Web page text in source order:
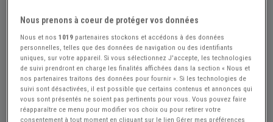
Nous prenons à coeur de protéger vos données
Nous et nos1019 partenaires stockons et accédons à des données
personnelles, telles que des données de navigation ou des identifiants
uniques, sur votre appareil. Si vous sélectionnez J'accepte, les technologies
de suivi prendront en charge les finalités affichées dans la section « Nous et
nos partenaires traitons des données pour fournir ». Si les technologies de
suivi sont désactivées, il est possible que certains contenus et annonces qui
vous sont présentés ne soient pas pertinents pour vous. Vous pouvez faire
réapparaître ce menu pour modifier vos choix ou pour retirer votre
consentement à tout moment en cliquant sur le lien Gérer mes préférences